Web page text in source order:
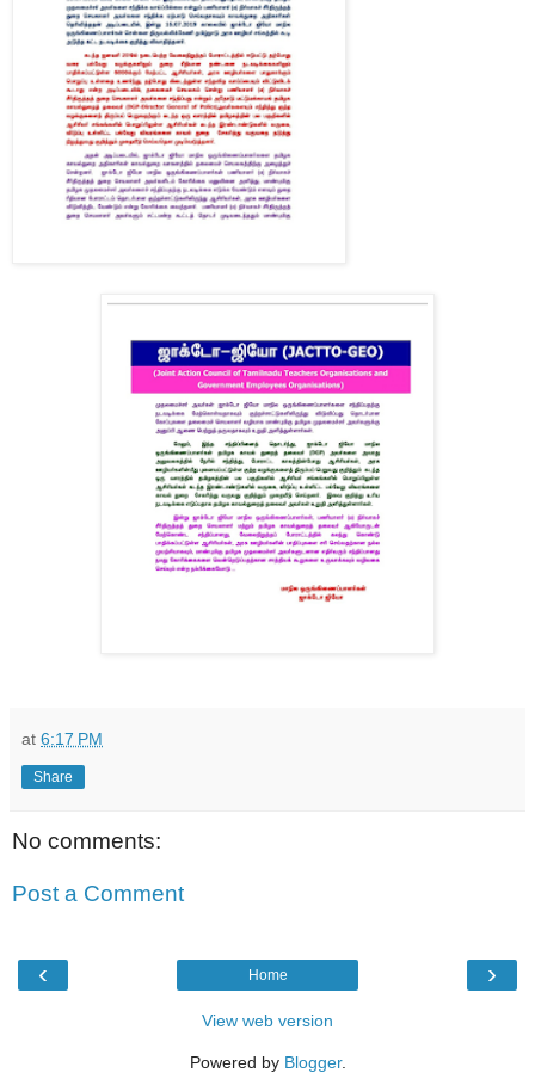
at 6:17 PM
Share
No comments:
Post a Comment
‹ ›
Home
View web version
Powered by Blogger.